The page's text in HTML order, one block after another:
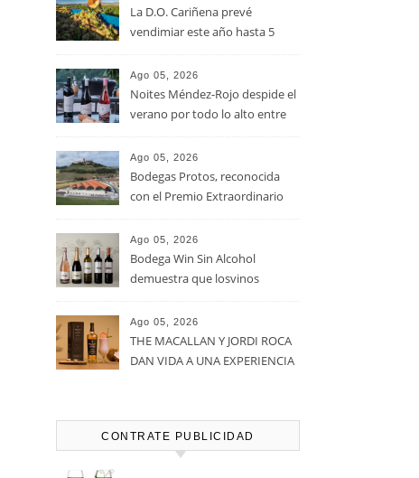
La D.O. Cariñena prevé
vendimiar este año hasta 5
que en 2025
Ago 05, 2026
Noites Méndez-Rojo despide el
verano por todo lo alto entre
Ago 05, 2026
Bodegas Protos, reconocida
con el Premio Extraordinario
casi un siglo de excelencia
vitivinícola
Ago 05, 2026
Bodega Win Sin Alcohol
demuestra que losvinos
calidadcomienzan a diseñarse
en el viñedo
Ago 05, 2026
THE MACALLAN Y JORDI ROCA
DAN VIDA A UNA EXPERIENCIA
HARMONY COLLECTION
CONTRATE PUBLICIDAD